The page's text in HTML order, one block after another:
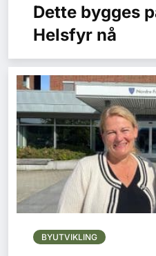
Dette bygges
Helsfyr nå
BYUTVIKLING